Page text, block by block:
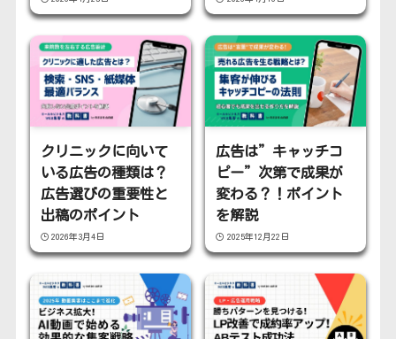
クリニックに向いて
いる広告の種類は？
広告選びの重要性と
出稿のポイント
2026年3月4日
広告は”キャッチコ
ピー”次第で成果が
変わる？！ポイント
を解説
2025年12月22日